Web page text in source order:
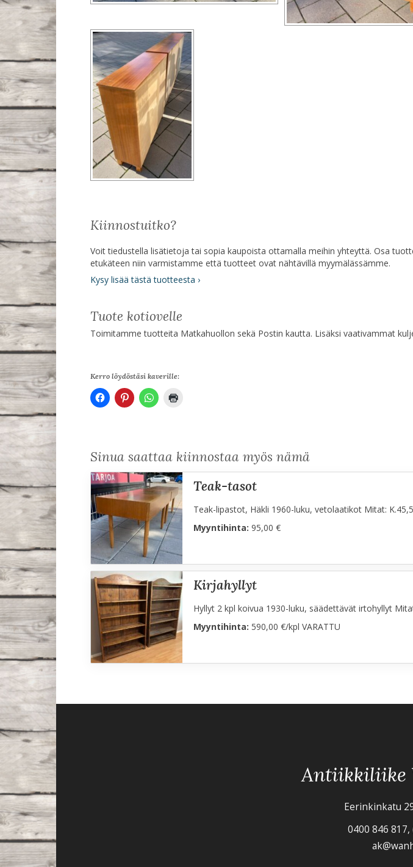
Kiinnostuitko?
Voit tiedustella lisätietoja tai sopia kaupoista ottamalla meihin yhteyttä. Osa
etukäteen niin varmistamme että tuotteet ovat nähtävillä myymälässämme.
Kysy lisää tästä tuotteesta ›
Tuote kotiovelle
Toimitamme tuotteita Matkahuollon sekä Postin kautta. Lisäksi vaativammat
Kerro löydöstäsi kaverille:
Sinua saattaa kiinnostaa myös nämä
teak-tasot
Teak-lipastot, Häkli 1960-luku, vetolaatikot Mitat:
Myyntihinta: 95,00 €
kirjahyllyt
Hyllyt 2 kpl koivua 1930-luku, säädettävät irtohyllyt
Myyntihinta: 590,00 €/kpl VARATTU
Antiikkiliike
Eerinkinkatu
0400 846 817,